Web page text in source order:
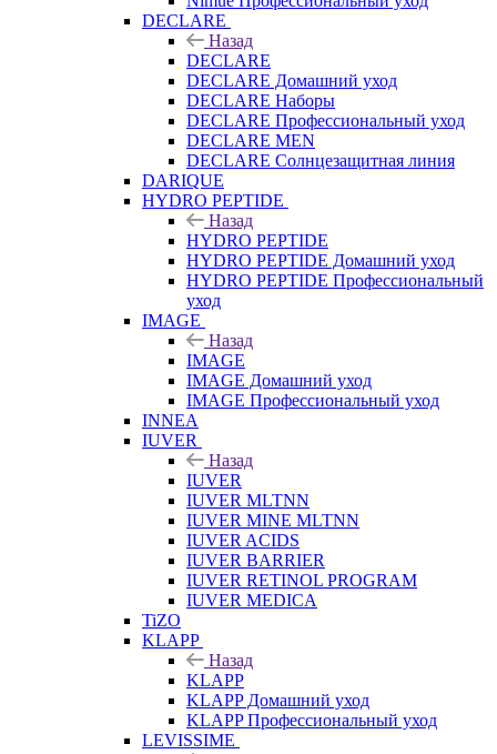
DECLARE
Назад
DECLARE
DECLARE Домашний уход
DECLARE Наборы
DECLARE Профессиональный уход
DECLARE MEN
DECLARE Солнцезащитная линия
DARIQUE
HYDRO PEPTIDE
Назад
HYDRO PEPTIDE
HYDRO PEPTIDE Домашний уход
HYDRO PEPTIDE Профессиональный
уход
IMAGE
Назад
IMAGE
IMAGE Домашний уход
IMAGE Профессиональный уход
INNEA
IUVER
Назад
IUVER
IUVER MLTNN
IUVER MINE MLTNN
IUVER ACIDS
IUVER BARRIER
IUVER RETINOL PROGRAM
IUVER MEDICA
TiZO
KLAPP
Назад
KLAPP
KLAPP Домашний уход
KLAPP Профессиональный уход
LEVISSIME